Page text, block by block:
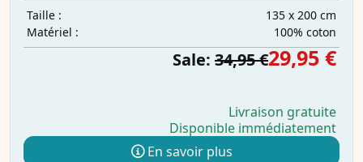
Taille :
135 x 200 cm
Matériel :
100% coton
Sale: 34,95 €29,95 €
Livraison gratuite
Disponible immédiatement
En savoir plus